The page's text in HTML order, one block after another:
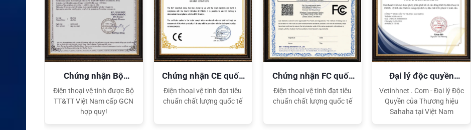
Chứng nhận Bộ
TT&TT
Điện thoại vệ tinh được Bộ
TT&TT Việt Nam cấp GCN
hợp quy!
Chứng nhận CE quốc
tế
Điện thoại vệ tinh đạt tiêu
chuẩn chất lượng quốc tế
Chứng nhận FC quốc
tế
Điện thoại vệ tinh đạt tiêu
chuẩn chất lượng quốc tế
Đại lý độc quyền
Sahaha
Vetinhnet . Com - Đại lý Độc
Quyền của Thương hiệu
Sahaha tại Việt Nam